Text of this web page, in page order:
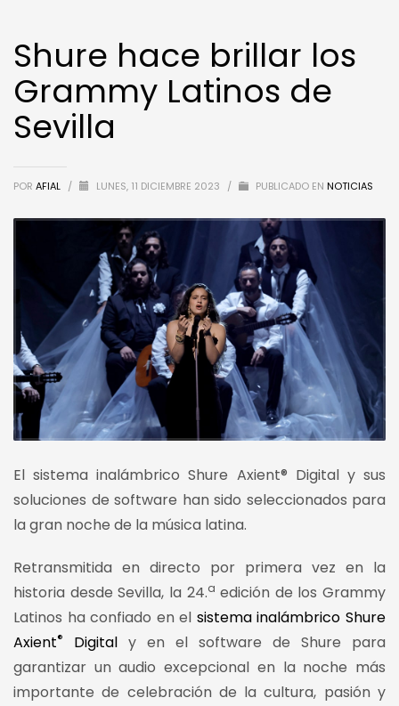
Shure hace brillar los
Grammy Latinos de
Sevilla
POR AFIAL / LUNES, 11 DICIEMBRE 2023 / PUBLICADO EN NOTICIAS
El sistema inalámbrico Shure Axient® Digital y sus
soluciones de software han sido seleccionados para
la gran noche de la música latina.
Retransmitida en directo por primera vez en la
historia desde Sevilla, la 24.a edición de los Grammy
Latinos ha confiado en el sistema inalámbrico Shure
Axient® Digital y en el software de Shure para
garantizar un audio excepcional en la noche más
importante de celebración de la cultura, pasión y